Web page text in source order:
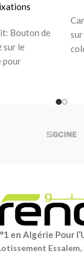
Bouton de
sur le
pour
sur
en Algérie Pour